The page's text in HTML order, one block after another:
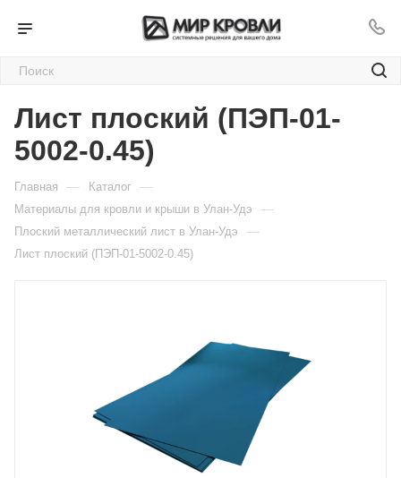
Лист плоский (ПЭП-01-
5002-0.45)
Главная — Каталог —
Материалы для кровли и крыши в Улан-Удэ —
Плоский металлический лист в Улан-Удэ —
Лист плоский (ПЭП-01-5002-0.45)